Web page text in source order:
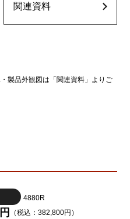
関連資料
製品外観図は「関連資料」よりご
4880R
（税込：382,800円）